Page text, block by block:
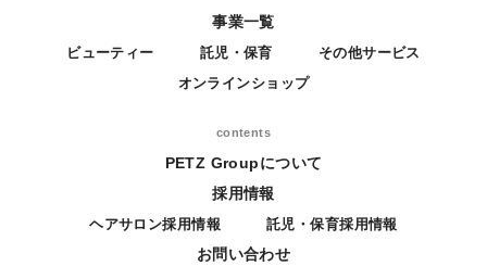
事業一覧
ビューティー 託児・保育
その他サービス
オンラインショップ
contents
PETZ Groupについて
採用情報
ヘアサロン採用情報 託児・保育採用情報
お問い合わせ